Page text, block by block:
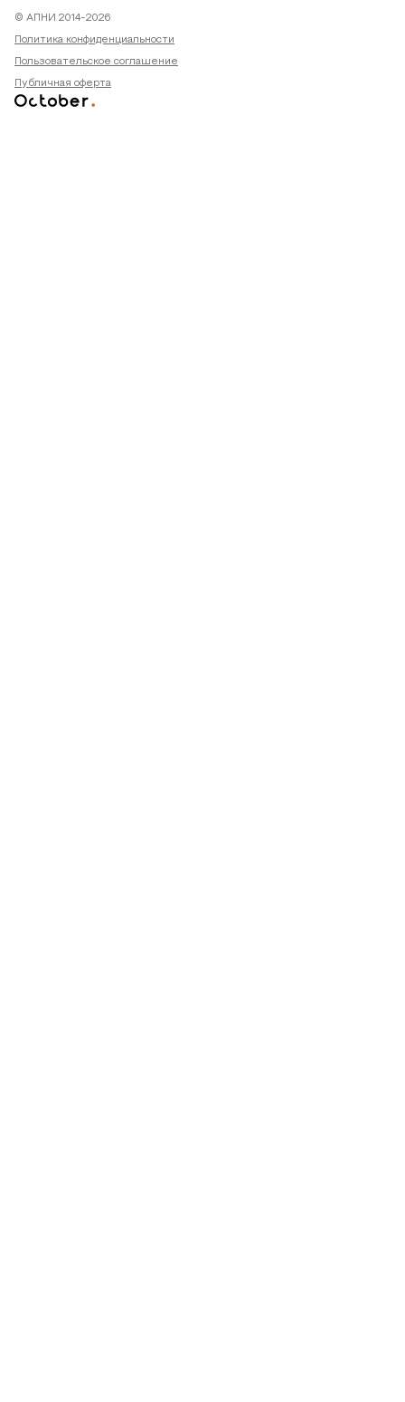
© АПНИ 2014-2026
Политика конфиденциальности
Пользовательское соглашение
Публичная оферта